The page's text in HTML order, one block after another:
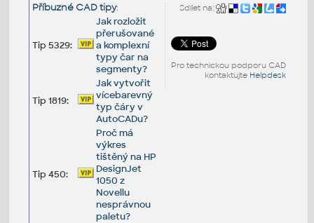
Sdílet na:
Pro technickou podporu CAD
kontaktujte Helpdesk
Příbuzné CAD tipy:
Tip 5329:
Jak rozložit
přerušované
a komplexní
typy čar na
segmenty?
Tip 1819:
Jak vytvořit
vícebarevný
typ čáry v
AutoCADu?
Tip 450:
Proč má
výkres
tištěný na HP
DesignJet
1050 z
Novellu
nesprávnou
paletu?